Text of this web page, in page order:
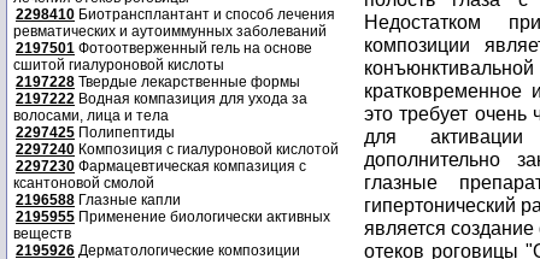
2298410 Биотрансплантант и способ лечения
ревматических и аутоиммунных заболеваний
2197501 Фотоотверженный гель на основе
сшитой гиалуроновой кислоты
2197228 Твердые лекарственные формы
2197222 Водная компазиция для ухода за
волосами, лица и тела
2297425 Полипептиды
2297240 Композиция с гиалуроновой кислотой
2297230 Фармацевтическая компазиция с
ксантоновой смолой
2196588 Глазные капли
2195955 Применение биологически активных
веществ
2195926 Дерматологические композиции
Недостатком
композиции
кратковременное
это требует очень
для активации
дополнительно
глазные
гипертонический
является
отеков роговицы